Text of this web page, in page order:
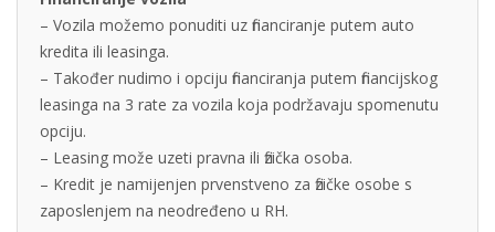
– Vozila možemo ponuditi uz financiranje putem auto
kredita ili leasinga.
– Također nudimo i opciju financiranja putem financijskog
leasinga na 3 rate za vozila koja podržavaju spomenutu
opciju.
– Leasing može uzeti pravna ili fizička osoba.
– Kredit je namijenjen prvenstveno za fizičke osobe s
zaposlenjem na neodređeno u RH.